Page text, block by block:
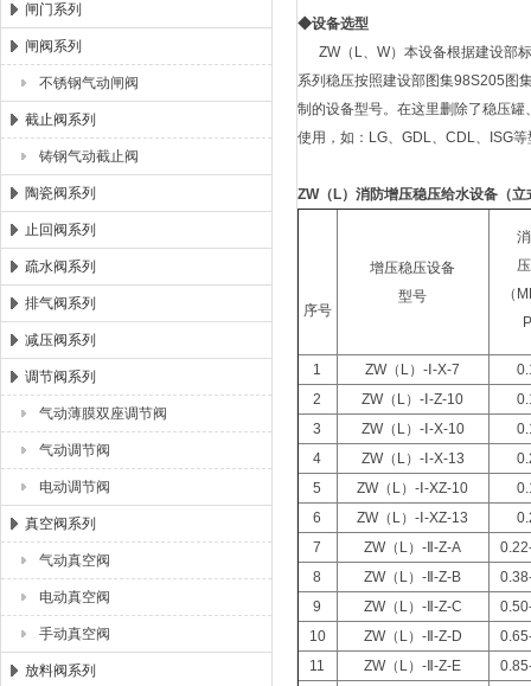
闸门系列
闸阀系列
不锈钢气动闸阀
截止阀系列
铸钢气动截止阀
陶瓷阀系列
止回阀系列
疏水阀系列
排气阀系列
减压阀系列
调节阀系列
气动薄膜双座调节阀
气动调节阀
电动调节阀
真空阀系列
气动真空阀
电动真空阀
手动真空阀
放料阀系列
◆设备选型
ZW（L、W）本设备根据建设部
系列稳压按照建设部图集98S205图
制的设备型号。在这里删除了稳压
使用，如：LG、GDL、CDL、ISG
ZW（L）消防增压稳压给水设备（
序号
增压稳压设备
型号
（
1 ZW（L）-Ⅰ-X-7
2
ZW（L）-Ⅰ-Z-10
3
ZW（L）-Ⅰ-X-10
4
ZW（L）-Ⅰ-X-13
5
ZW（L）-Ⅰ-XZ-10
6
ZW（L）-Ⅰ-XZ-13
7
ZW（L）-Ⅱ-Z-A
8
ZW（L）-Ⅱ-Z-B
9
ZW（L）-Ⅱ-Z-C
10
ZW（L）-Ⅱ-Z-D
11
ZW（L）-Ⅱ-Z-E